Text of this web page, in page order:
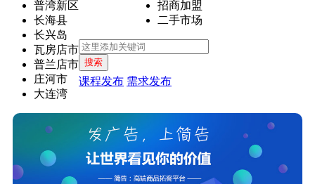
普湾新区
长海县
长兴岛
瓦房店市
普兰店市
庄河市
大连湾
招商加盟
二手市场
搜索
课程发布 需求发布